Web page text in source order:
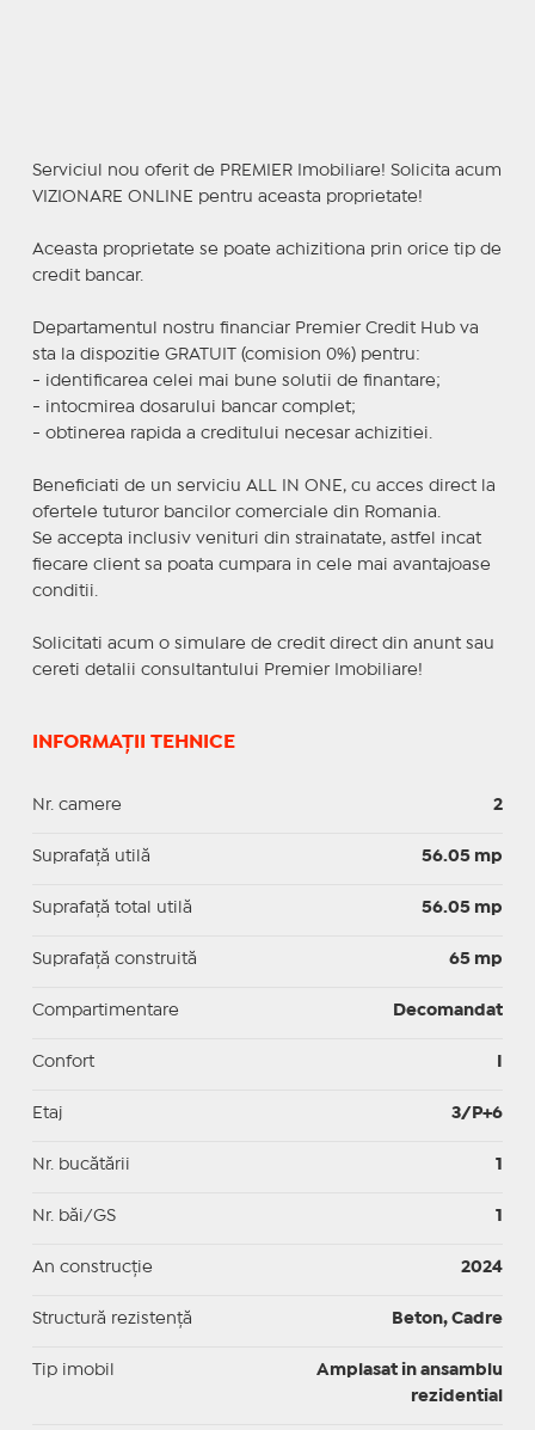
Serviciul nou oferit de PREMIER Imobiliare! Solicita acum
VIZIONARE ONLINE pentru aceasta proprietate!
Aceasta proprietate se poate achizitiona prin orice tip de
credit bancar.
Departamentul nostru financiar Premier Credit Hub va
sta la dispozitie GRATUIT (comision 0%) pentru:
- identificarea celei mai bune solutii de finantare;
- intocmirea dosarului bancar complet;
- obtinerea rapida a creditului necesar achizitiei.
Beneficiati de un serviciu ALL IN ONE, cu acces direct la
ofertele tuturor bancilor comerciale din Romania.
Se accepta inclusiv venituri din strainatate, astfel incat
fiecare client sa poata cumpara in cele mai avantajoase
conditii.
Solicitati acum o simulare de credit direct din anunt sau
cereti detalii consultantului Premier Imobiliare!
INFORMAȚII TEHNICE
Nr. camere 2
Suprafaţă utilă 56.05 mp
Suprafaţă total utilă 56.05 mp
Suprafaţă construită 65 mp
Compartimentare Decomandat
Confort
Etaj 3/P+6
Nr. bucătării 1
Nr. băi/GS 1
An construcție 2024
Structură rezistență Beton, Cadre
Tip imobil
Amplasat in ansamblu
rezidential